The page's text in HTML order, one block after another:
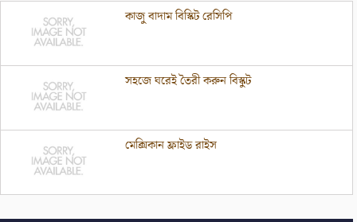
কাজু বাদাম বিস্কিট রেসিপি
সহজে ঘরেই তৈরী করুন বিস্কুট
মেক্সিকান ফ্রাইড রাইস